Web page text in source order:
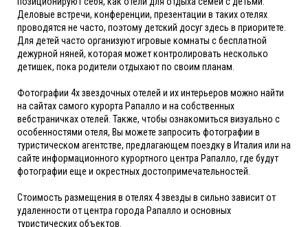
Деловые встречи, конференции, презентации в таких отелях
проводятся не часто, поэтому детский досуг здесь в приоритете.
Для детей часто организуют игровые комнаты с бесплатной
дежурной няней, которая может контролировать несколько
детишек, пока родители отдыхают по своим планам.
Фотографии 4х звездочных отелей и их интерьеров можно найти
на сайтах самого курорта Рапалло и на собственных
вебстраничках отелей. Также, чтобы ознакомиться визуально с
особенностями отеля, Вы можете запросить фотографии в
туристическом агентстве, предлагающем поездку в Италия или на
сайте информационного курортного центра Рапалло, где будут
фотографии еще и окрестных достопримечательностей.
Стоимость размещения в отелях 4 звезды в сильно зависит от
удаленности от центра города Рапалло и основных
туристических объектов.